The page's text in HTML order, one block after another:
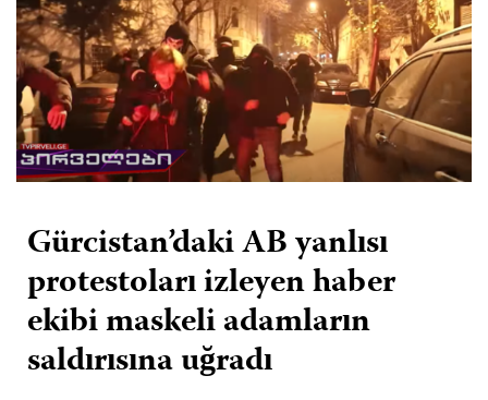
Gürcistan’daki AB yanlısı
protestoları izleyen haber
ekibi maskeli adamların
saldırısına uğradı